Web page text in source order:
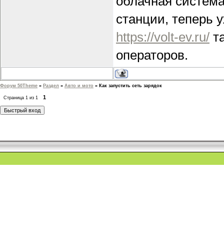
станции, теперь
https://volt-ev.ru/
операторов.
Форум 50Theme » Раздел » Авто и мото » Как запустить сеть зарядок
Страница 1 из 1 1